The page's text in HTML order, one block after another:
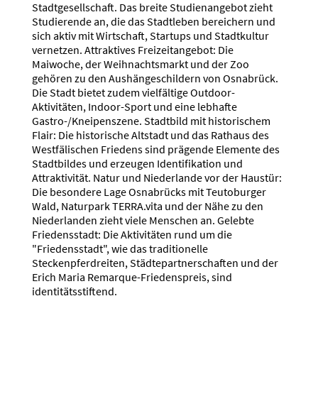
Stadtgesellschaft. Das breite Studienangebot zieht
Studierende an, die das Stadtleben bereichern und
sich aktiv mit Wirtschaft, Startups und Stadtkultur
vernetzen. Attraktives Freizeitangebot: Die
Maiwoche, der Weihnachtsmarkt und der Zoo
gehören zu den Aushängeschildern von Osnabrück.
Die Stadt bietet zudem vielfältige Outdoor-
Aktivitäten, Indoor-Sport und eine lebhafte
Gastro-/Kneipenszene. Stadtbild mit historischem
Flair: Die historische Altstadt und das Rathaus des
Westfälischen Friedens sind prägende Elemente des
Stadtbildes und erzeugen Identifikation und
Attraktivität. Natur und Niederlande vor der Haustür:
Die besondere Lage Osnabrücks mit Teutoburger
Wald, Naturpark TERRA.vita und der Nähe zu den
Niederlanden zieht viele Menschen an. Gelebte
Friedensstadt: Die Aktivitäten rund um die
"Friedensstadt", wie das traditionelle
Steckenpferdreiten, Städtepartnerschaften und der
Erich Maria Remarque-Friedenspreis, sind
identitätsstiftend.